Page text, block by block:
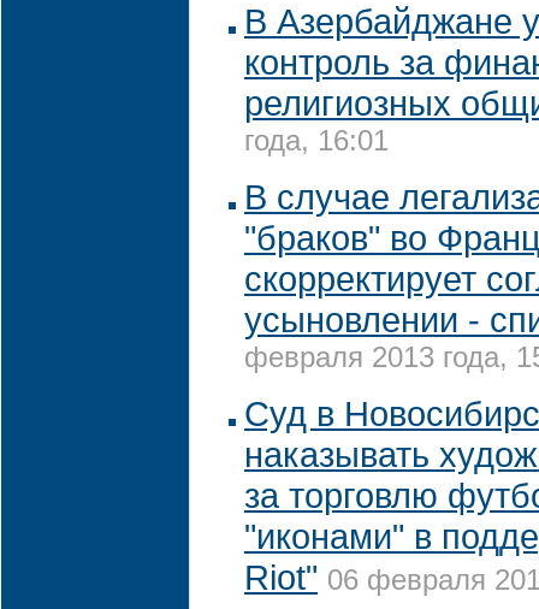
В Азербайджане
контроль за
религиозных
года, 16:01
В случае
"браков" во
скорректирует
усыновлении -
февраля 2013 года,
Суд в
наказывать
за торговлю
"иконами" в
Riot" 06 февраля